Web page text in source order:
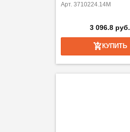
Арт. 3710224.14M
3 096.8 руб.
КУПИТЬ